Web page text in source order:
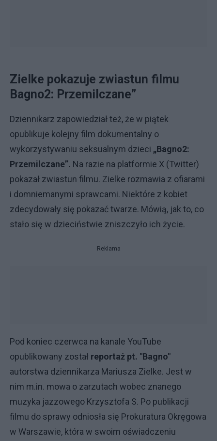
Zielke pokazuje zwiastun filmu
Bagno2: Przemilczane”
Dziennikarz zapowiedział też, że w piątek
opublikuje kolejny film dokumentalny o
wykorzystywaniu seksualnym dzieci „Bagno2:
Przemilczane”. Na razie na platformie X (Twitter)
pokazał zwiastun filmu. Zielke rozmawia z ofiarami
i domniemanymi sprawcami. Niektóre z kobiet
zdecydowały się pokazać twarze. Mówią, jak to, co
stało się w dzieciństwie zniszczyło ich życie.
Reklama
Pod koniec czerwca na kanale YouTube
opublikowany został reportaż pt. "Bagno"
autorstwa dziennikarza Mariusza Zielke. Jest w
nim m.in. mowa o zarzutach wobec znanego
muzyka jazzowego Krzysztofa S. Po publikacji
filmu do sprawy odniosła się Prokuratura Okręgowa
w Warszawie, która w swoim oświadczeniu